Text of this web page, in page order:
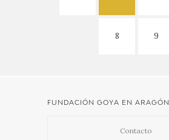
8 9
FUNDACIÓN GOYA EN ARAGÓN
Contacto